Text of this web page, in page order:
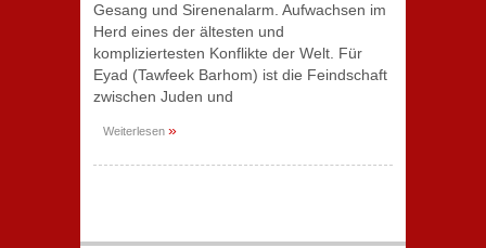
Gesang und Sirenenalarm. Aufwachsen im
Herd eines der ältesten und
kompliziertesten Konflikte der Welt. Für
Eyad (Tawfeek Barhom) ist die Feindschaft
zwischen Juden und
Weiterlesen »